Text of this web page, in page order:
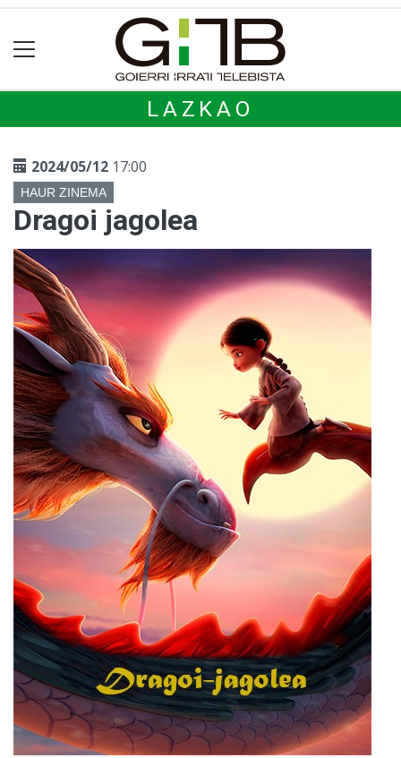
LAZKAO
2024/05/12 17:00
HAUR ZINEMA
Dragoi jagolea